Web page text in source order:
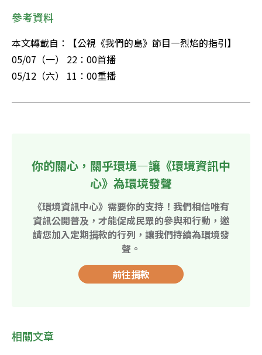
參考資料
本文轉載自：【公視《我們的島》節目—烈焰的指引】
05/07（一） 22：00首播
05/12（六） 11：00重播
你的關心，關乎環境—讓《環境資訊中
心》為環境發聲
《環境資訊中心》需要你的支持！我們相信唯有
資訊公開普及，才能促成民眾的參與和行動，邀
請您加入定期捐款的行列，讓我們持續為環境發
聲。
前往捐款
相關文章